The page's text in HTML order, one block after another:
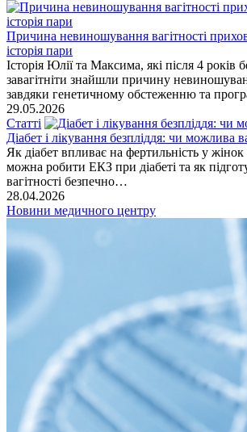
Причина невиношування вагітності
історія пари
Історія Юлії та Максима, які після 4 років
завагітніти знайшли причину
завдяки генетичному обстеженню та
29.05.2026
Статті
Діабет і лікування безпліддя: чи можлива
Як діабет впливає на фертильність у жінок
можна робити ЕКЗ при діабеті та як
вагітності безпечно…
28.04.2026
Новини медичного центру